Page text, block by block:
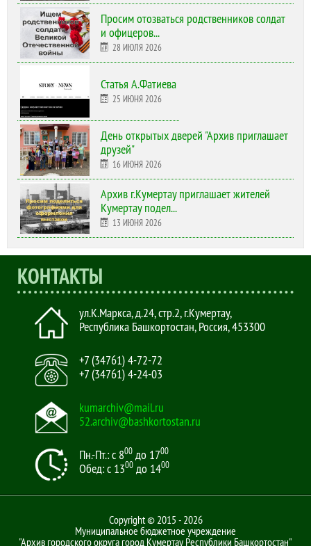
Просим отозваться родственников солдат
и офицеров...
28 ИЮЛЯ 2026
Статья А.Фатиева
25 ИЮНЯ 2026
День открытых дверей "Архив приглашает
друзей"
16 ИЮНЯ 2026
Архив г.Кумертау приглашает жителей
Кумертау подел...
13 ИЮНЯ 2026
КОНТАКТЫ
ул.К.Маркса, д.24, стр.2,г.Кумертау,
Республика Башкортостан, Россия,453300
+7 (34761) 4-72-72
+7 (34761) 4-24-03
kumarchiv@mail.ru
52.archiv@bashkortostan.ru
Пн.-Пт.: с 800 до 1700
Обед: с 1300 до 1400
Copyright © 2015 - 2026
Муниципальное бюджетное учреждение
"Архив городского округа город Кумертау Республики Башкортостан"